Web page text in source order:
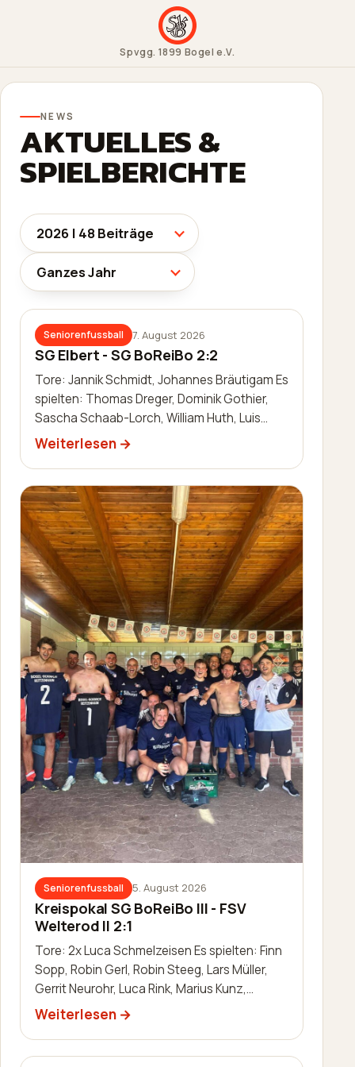
Spvgg. 1899 Bogel e.V.
NEWS
AKTUELLES &
SPIELBERICHTE
Seniorenfussball 7. August 2026
SG Elbert - SG BoReiBo 2:2
Tore: Jannik Schmidt, Johannes Bräutigam Es
spielten: Thomas Dreger, Dominik Gothier,
Sascha Schaab-Lorch, William Huth, Luis
Becker, Robin Zimmermann, Nils Bai…
Weiterlesen
Seniorenfussball 5. August 2026
Kreispokal SG BoReiBo III - FSV
Welterod II 2:1
Tore: 2x Luca Schmelzeisen Es spielten: Finn
Sopp, Robin Gerl, Robin Steeg, Lars Müller,
Gerrit Neurohr, Luca Rink, Marius Kunz,
Manuel Häuser, Lukas Schleis,…
Weiterlesen